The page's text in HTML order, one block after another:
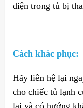
điện trong tủ bị
Cách khắc phục:
Hãy liên hệ lại
cho chiếc tủ lạnh